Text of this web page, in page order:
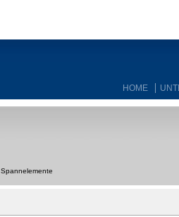
HOME
Spannelemente